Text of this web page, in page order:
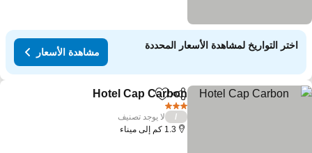
اختر التواريخ لمشاهدة الأسعار المحددة
مشاهدة الأسعار
مشاركةAdd to favorites
Hotel Cap Carbon
لا يوجد تصنيف
1.3 كم إلى ميناء